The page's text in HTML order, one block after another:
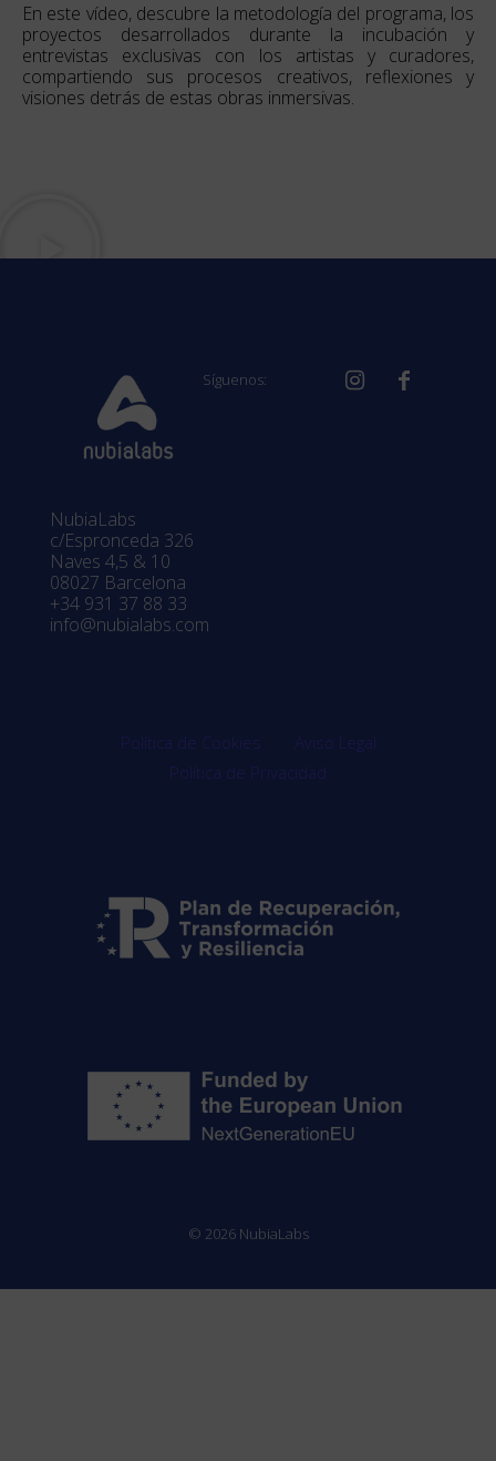
En este vídeo, descubre la metodología del programa, los
proyectos desarrollados durante la incubación y
entrevistas exclusivas con los artistas y curadores,
compartiendo sus procesos creativos, reflexiones y
visiones detrás de estas obras inmersivas.
Síguenos:
NubiaLabs
c/Espronceda 326
Naves 4,5 & 10
08027 Barcelona
+34 931 37 88 33
info@nubialabs.com
Política de Cookies
Aviso Legal
Política de Privacidad
© 2026 NubiaLabs